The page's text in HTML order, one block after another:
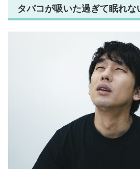
タバコが吸いた過ぎて眠れな